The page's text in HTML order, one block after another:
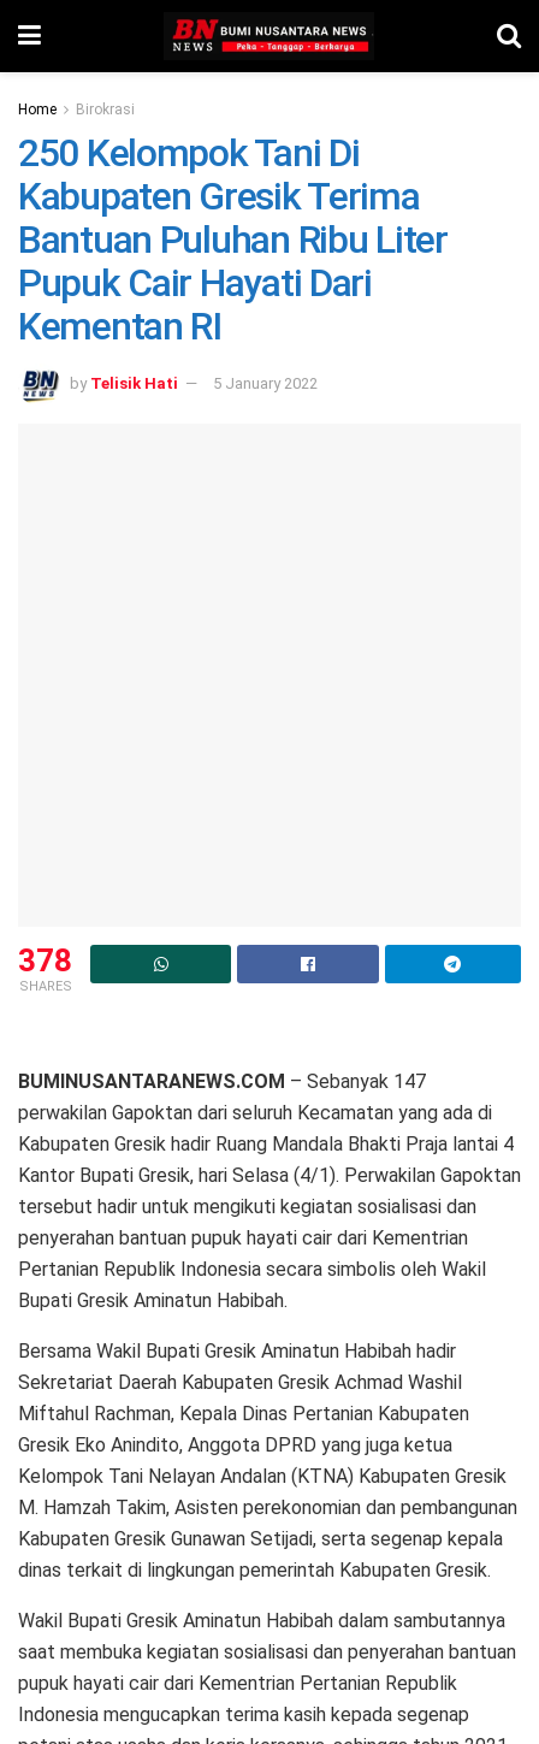
Home Birokrasi
250 Kelompok Tani Di
Kabupaten Gresik Terima
Bantuan Puluhan Ribu Liter
Pupuk Cair Hayati Dari
Kementan RI
by Telisik Hati 5 January 2022
378
SHARES
BUMINUSANTARANEWS.COM – Sebanyak 147
perwakilan Gapoktan dari seluruh Kecamatan yang ada di
Kabupaten Gresik hadir Ruang Mandala Bhakti Praja lantai 4
Kantor Bupati Gresik, hari Selasa (4/1). Perwakilan Gapoktan
tersebut hadir untuk mengikuti kegiatan sosialisasi dan
penyerahan bantuan pupuk hayati cair dari Kementrian
Pertanian Republik Indonesia secara simbolis oleh Wakil
Bupati Gresik Aminatun Habibah.
Bersama Wakil Bupati Gresik Aminatun Habibah hadir
Sekretariat Daerah Kabupaten Gresik Achmad Washil
Miftahul Rachman, Kepala Dinas Pertanian Kabupaten
Gresik Eko Anindito, Anggota DPRD yang juga ketua
Kelompok Tani Nelayan Andalan (KTNA) Kabupaten Gresik
M. Hamzah Takim, Asisten perekonomian dan pembangunan
Kabupaten Gresik Gunawan Setijadi, serta segenap kepala
dinas terkait di lingkungan pemerintah Kabupaten Gresik.
Wakil Bupati Gresik Aminatun Habibah dalam sambutannya
saat membuka kegiatan sosialisasi dan penyerahan bantuan
pupuk hayati cair dari Kementrian Pertanian Republik
Indonesia mengucapkan terima kasih kepada segenap